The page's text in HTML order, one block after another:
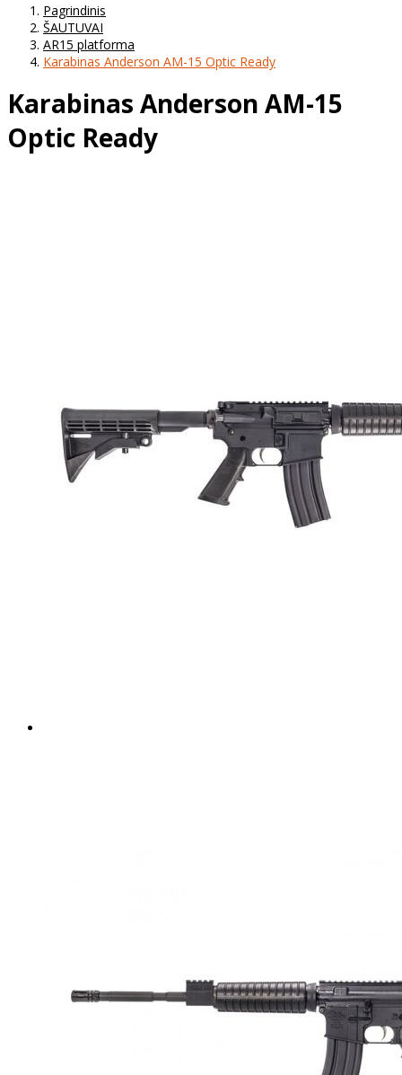
Pagrindinis
ŠAUTUVAI
AR15 platforma
Karabinas Anderson AM-15 Optic Ready
Karabinas Anderson AM-15
Optic Ready